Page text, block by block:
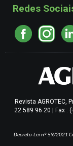
Redes
Revista AGROTEC,
22 589 96 20 | Fax :
Decreto-Lei nº 59/2021